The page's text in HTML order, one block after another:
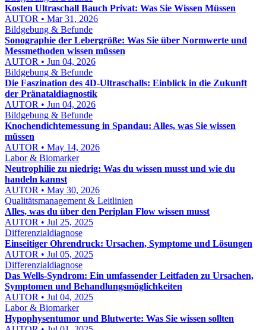
Kosten Ultraschall Bauch Privat: Was Sie Wissen Müssen
AUTOR • Mar 31, 2026
Bildgebung & Befunde
Sonographie der Lebergröße: Was Sie über Normwerte und
Messmethoden wissen müssen
AUTOR • Jun 04, 2026
Bildgebung & Befunde
Die Faszination des 4D-Ultraschalls: Einblick in die Zukunft
der Pränataldiagnostik
AUTOR • Jun 04, 2026
Bildgebung & Befunde
Knochendichtemessung in Spandau: Alles, was Sie wissen
müssen
AUTOR • May 14, 2026
Labor & Biomarker
Neutrophilie zu niedrig: Was du wissen musst und wie du
handeln kannst
AUTOR • May 30, 2026
Qualitätsmanagement & Leitlinien
Alles, was du über den Periplan Flow wissen musst
AUTOR • Jul 25, 2025
Differenzialdiagnose
Einseitiger Ohrendruck: Ursachen, Symptome und Lösungen
AUTOR • Jul 05, 2025
Differenzialdiagnose
Das Wells-Syndrom: Ein umfassender Leitfaden zu Ursachen,
Symptomen und Behandlungsmöglichkeiten
AUTOR • Jul 04, 2025
Labor & Biomarker
Hypophysentumor und Blutwerte: Was Sie wissen sollten